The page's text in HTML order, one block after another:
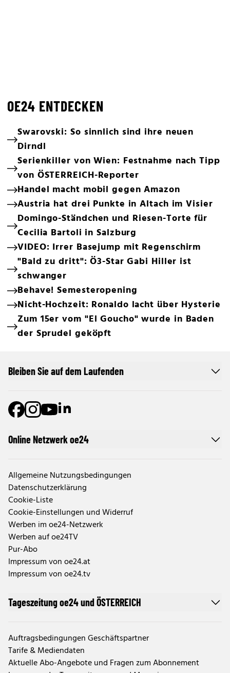
OE24 ENTDECKEN
Swarovski: So sinnlich sind ihre neuen
Dirndl
Serienkiller von Wien: Festnahme nach Tipp
von ÖSTERREICH-Reporter
Handel macht mobil gegen Amazon
Austria hat drei Punkte in Altach im Visier
Domingo-Ständchen und Riesen-Torte für
Cecilia Bartoli in Salzburg
VIDEO: Irrer Basejump mit Regenschirm
"Bald zu dritt": Ö3-Star Gabi Hiller ist
schwanger
Behave! Semesteropening
Nicht-Hochzeit: Ronaldo lacht über Hysterie
Zum 15er vom "El Goucho" wurde in Baden
der Sprudel geköpft
Online Netzwerk oe24
Allgemeine Nutzungsbedingungen
Datenschutzerklärung
Cookie-Liste
Cookie-Einstellungen und Widerruf
Werben im oe24-Netzwerk
Werben auf oe24TV
Pur-Abo
Impressum von oe24.at
Impressum von oe24.tv
Tageszeitung oe24 und ÖSTERREICH
Auftragsbedingungen Geschäftspartner
Tarife & Mediendaten
Aktuelle Abo-Angebote und Fragen zum Abonnement
Bleiben Sie auf dem Laufenden